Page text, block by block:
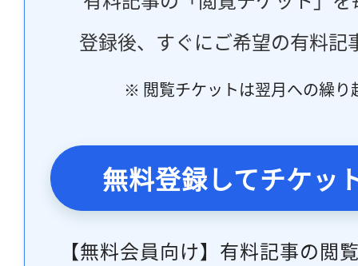
登録後、すぐにご希望の有料記
※ 閲覧チケットは翌月への繰り
無料登録してチケッ
【無料会員向け】有料記事の閲